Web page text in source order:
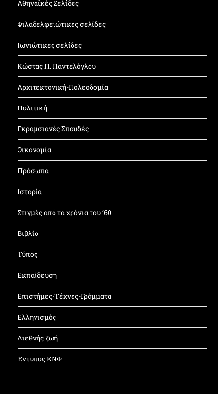
Αθηναϊκές Σελίδες
Φιλαδελφειώτικες σελίδες
Ιωνιώτικες σελίδες
Κώστας Π. Παντελόγλου
Αρχιτεκτονική-Πολεοδομία
Πολιτική
Γκραμσιανές Σπουδές
Οικονομία
Πρόσωπα
Ιστορία
Στιγμές από τα χρόνια του ’60
Βιβλίο
Τύπος
Εκπαίδευση
Επιστήμες-Τέχνες-Γράμματα
Ελληνισμός
Διεθνής ζωή
Έντυπος ΚΝΦ